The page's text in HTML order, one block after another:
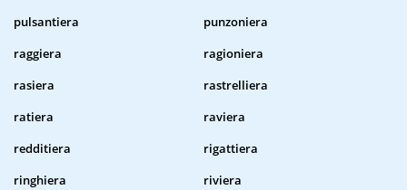
pulsantiera
punzoniera
raggiera
ragioniera
rasiera
rastrelliera
ratiera
raviera
redditiera
rigattiera
ringhiera
riviera